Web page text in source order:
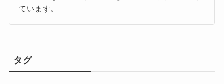
ています。
タグ